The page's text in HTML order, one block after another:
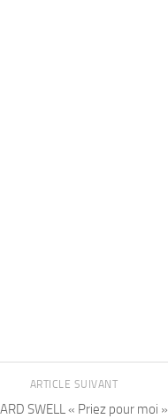
ARTICLE SUIVANT
SWELL « Priez pour moi »